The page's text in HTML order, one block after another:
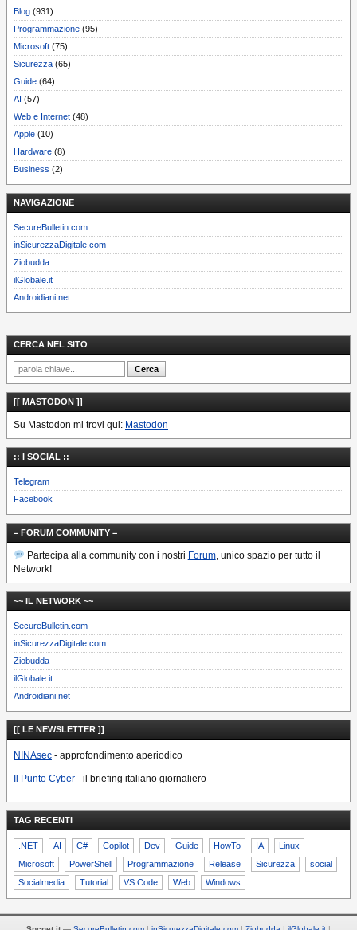
Blog (931)
Programmazione (95)
Microsoft (75)
Sicurezza (65)
Guide (64)
AI (57)
Web e Internet (48)
Apple (10)
Hardware (8)
Business (2)
NAVIGAZIONE
SecureBulletin.com
inSicurezzaDigitale.com
Ziobudda
ilGlobale.it
Androidiani.net
CERCA NEL SITO
[[ MASTODON ]]
Su Mastodon mi trovi qui: Mastodon
:: I SOCIAL ::
Telegram
Facebook
= FORUM COMMUNITY =
Partecipa alla community con i nostri Forum, unico spazio per tutto il
Network!
~~ IL NETWORK ~~
SecureBulletin.com
inSicurezzaDigitale.com
Ziobudda
ilGlobale.it
Androidiani.net
[[ LE NEWSLETTER ]]
NINAsec - approfondimento aperiodico
Il Punto Cyber - il briefing italiano giornaliero
TAG RECENTI
.NET AI C# Copilot Dev Guide HowTo IA
Linux
Microsoft
PowerShell Programmazione Release Sicurezza
social
Socialmedia
Tutorial VS Code Web Windows